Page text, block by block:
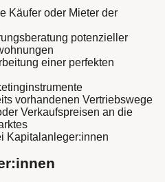
Käufer oder Mieter der
potenzieller
einer perfekten
vorhandenen Vertriebswege
Verkaufspreisen an die
Kapitalanleger:innen